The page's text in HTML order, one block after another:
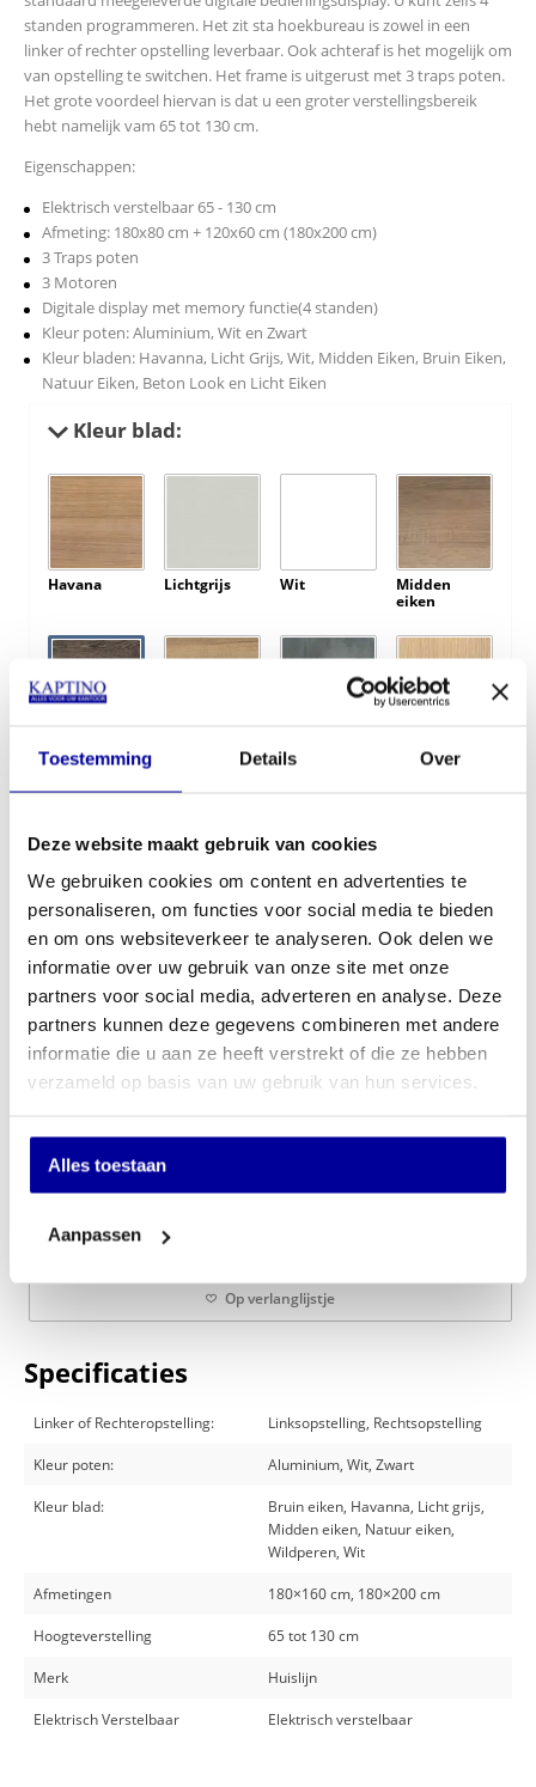
Toestemming Details Over
Deze website maakt gebruik van cookies
We gebruiken cookies om content en advertenties te
personaliseren, om functies voor social media te bieden
en om ons websiteverkeer te analyseren. Ook delen we
informatie over uw gebruik van onze site met onze
partners voor social media, adverteren en analyse. Deze
partners kunnen deze gegevens combineren met andere
informatie die u aan ze heeft verstrekt of die ze hebben
verzameld op basis van uw gebruik van hun services.
Alles toestaan
Aanpassen
standen programmeren. Het zit sta hoekbureau is zowel in een
linker of rechter opstelling leverbaar. Ook achteraf is het mogelijk om
van opstelling te switchen. Het frame is uitgerust met 3 traps poten.
Het grote voordeel hiervan is dat u een groter verstellingsbereik
hebt namelijk vam 65 tot 130 cm.
Eigenschappen:
Elektrisch verstelbaar 65 - 130 cm
Afmeting: 180x80 cm + 120x60 cm (180x200 cm)
3 Traps poten
3 Motoren
Digitale display met memory functie(4 standen)
Kleur poten: Aluminium, Wit en Zwart
Kleur bladen: Havanna, Licht Grijs, Wit, Midden Eiken, Bruin Eiken,
Natuur Eiken, Beton Look en Licht Eiken
Kleur blad:
Havana Lichtgrijs Wit
Midden
eiken
Kleur poten:
Linker of Rechteropstelling:
Op verlanglijstje
Specificaties
Linker of Rechteropstelling: Linksopstelling, Rechtsopstelling
Kleur poten: Aluminium, Wit, Zwart
Kleur blad:
Bruin eiken, Havanna, Licht grijs,
Midden eiken, Natuur eiken,
Wildperen, Wit
Afmetingen 180×160 cm, 180×200 cm
Hoogteverstelling 65 tot 130 cm
Merk Huislijn
Elektrisch Verstelbaar Elektrisch verstelbaar